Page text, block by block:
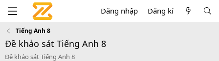
Đăng nhập Đăng kí
Tiếng Anh 8
Đề khảo sát Tiếng Anh 8
Đề khảo sát Tiếng Anh 8